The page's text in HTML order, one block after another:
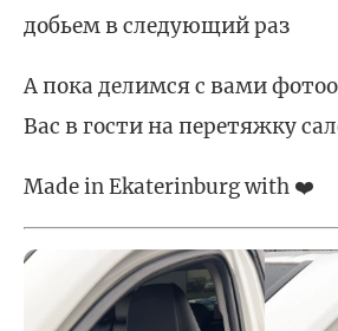
добьем в следующий раз
А пока делимся с вами
Вас в гости на перетяжку
Made in Ekaterinburg with ❤️